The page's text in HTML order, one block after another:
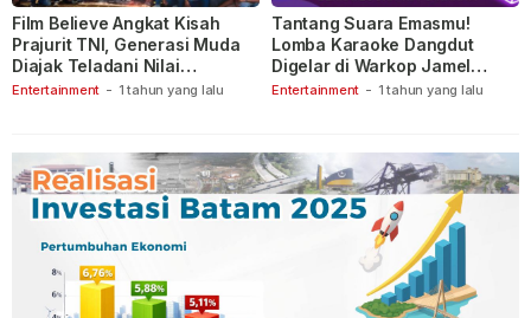
Entertainment - 1 tahun yang lalu
Film Believe Angkat Kisah
Prajurit TNI, Generasi Muda
Diajak Teladani Nilai
Keberanian
Entertainment - 1 tahun yang lalu
Tantang Suara Emasmu!
Lomba Karaoke Dangdut
Digelar di Warkop Jamel
Ganet